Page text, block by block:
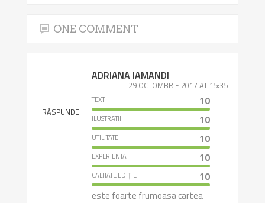
ONE COMMENT
RĂSPUNDE
ADRIANA IAMANDI
29 OCTOMBRIE 2017 AT 15:35
TEXT 10
ILUSTRATII 10
UTILITATE 10
EXPERIENTA 10
CALITATE EDIȚIE
10
este foarte frumoasa cartea